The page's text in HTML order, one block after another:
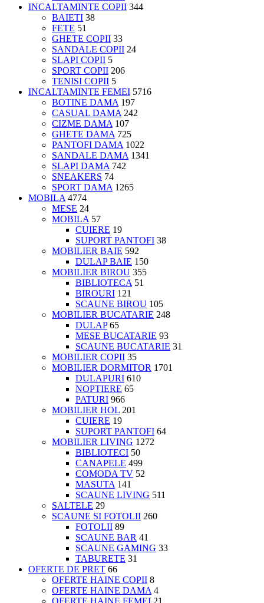
INCALTAMINTE COPII 344
BAIETI 38
FETE 51
GHETE COPII 33
SANDALE COPII 24
SLAPI COPII 5
SPORT COPII 206
TENISI COPII 5
INCALTAMINTE FEMEI 5716
BOTINE DAMA 197
CASUAL DAMA 242
CIZME DAMA 107
GHETE DAMA 725
PANTOFI DAMA 1022
SANDALE DAMA 1341
SLAPI DAMA 742
SNEAKERS 74
SPORT DAMA 1265
MOBILA 4774
MESE 24
MOBILA 57
CUIERE 19
SUPORT PANTOFI 38
MOBILIER BAIE 592
DULAP BAIE 150
MOBILIER BIROU 355
BIBLIOTECA 51
BIROURI 121
SCAUNE BIROU 105
MOBILIER BUCATARIE 248
DULAP 65
MESE BUCATARIE 93
SCAUNE BUCATARIE 31
MOBILIER COPII 35
MOBILIER DORMITOR 1701
DULAPURI 610
NOPTIERE 65
PATURI 966
MOBILIER HOL 201
CUIERE 19
SUPORT PANTOFI 64
MOBILIER LIVING 1272
BIBLIOTECI 50
CANAPELE 499
COMODA TV 52
MASUTA 141
SCAUNE LIVING 511
SALTELE 29
SCAUNE SI FOTOLII 260
FOTOLII 89
SCAUNE BAR 41
SCAUNE GAMING 33
TABURETE 31
OFERTE DE PRET 66
OFERTE HAINE COPII 8
OFERTE HAINE DAMA 4
OFERTE HAINE FEMEI 21